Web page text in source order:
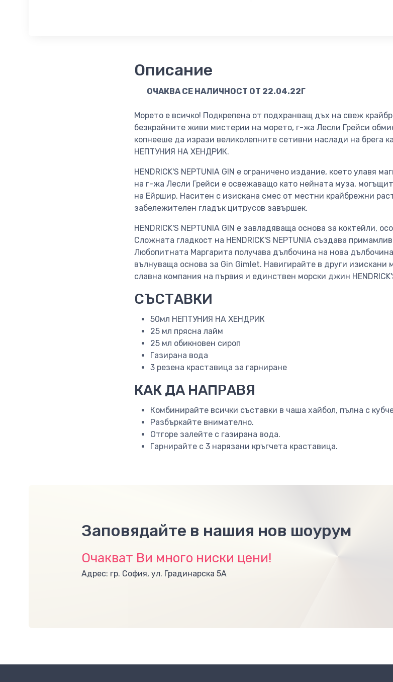
Описание
ОЧАКВА СЕ НАЛИЧНОСТ ОТ 22.04.22Г
Mорето е всичко! Подкрепена от подхранващ дъх на свеж
безкрайните живи мистерии на морето, г-жа Лесли Грейси
копнееше да изрази великолепните сетивни наслади на брега
НЕПТУНИЯ НА ХЕНДРИК.
HENDRICK'S NEPTUNIA GIN е ограничено издание, което улавя
на г-жа Лесли Грейси е освежаващо като нейната муза,
на Ейршир. Наситен с изискана смес от местни крайбрежни
забележителен гладък цитрусов завършек.
HENDRICK'S NEPTUNIA GIN е завладяваща основа за коктейли,
Сложната гладкост на HENDRICK'S NEPTUNIA създава
Любопитната Маргарита получава дълбочина на нова дълбочина:
вълнуваща основа за Gin Gimlet. Навигирайте в други изискани
славна компания на първия и единствен морски джин
СЪСТАВКИ
50мл НЕПТУНИЯ НА ХЕНДРИК
25 мл прясна лайм
25 мл обикновен сироп
Газирана вода
3 резена краставица за гарниране
КАК ДА НАПРАВЯ
Комбинирайте всички съставки в чаша хайбол, пълна с
Разбъркайте внимателно.
Отгоре залейте с газирана вода.
Гарнирайте с 3 нарязани кръгчета краставица.
Заповядайте в нашия нов шоурум
Очакват Ви много ниски цени!
Адрес: гр. София, ул. Градинарска 5А